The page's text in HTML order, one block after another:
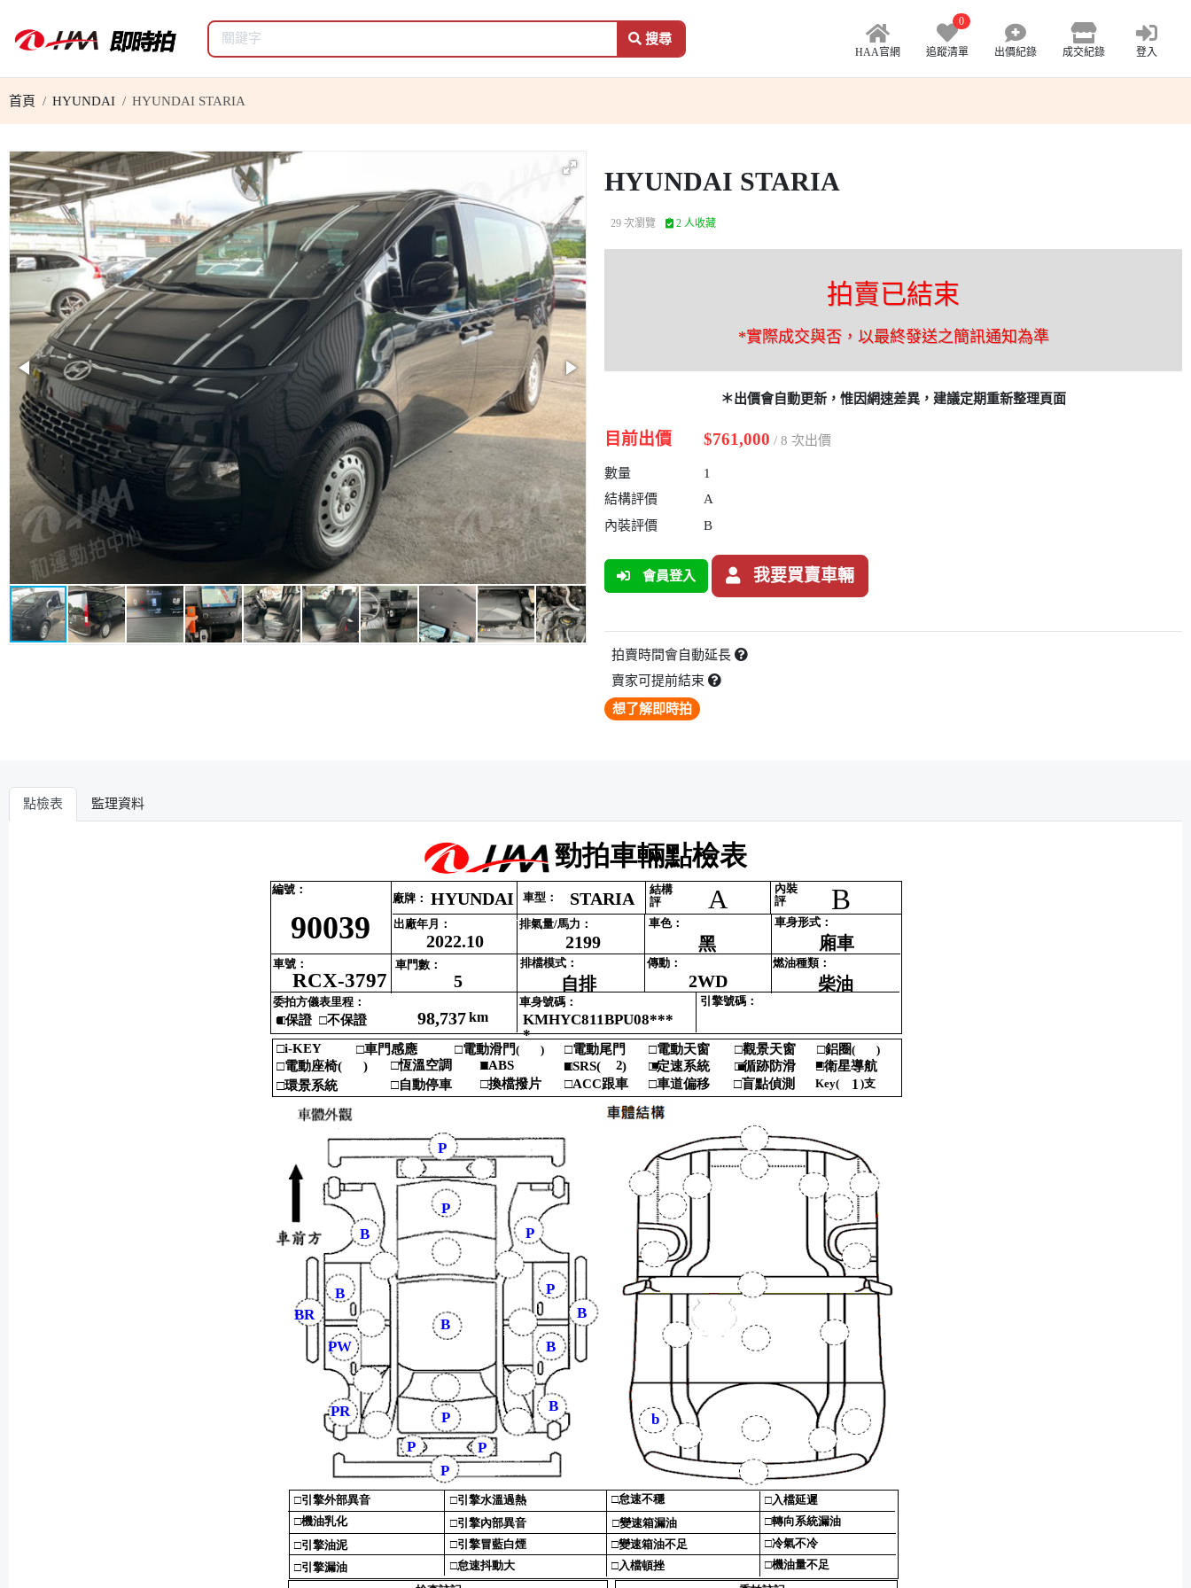
搜尋
HAA官網
0
追蹤清單 出價紀錄 成交紀錄 登入
首頁 HYUNDAI HYUNDAI STARIA
HYUNDAI STARIA
29 次瀏覽 2 人收藏
拍賣已結束
*實際成交與否，以最終發送之簡訊通知為準
＊出價會自動更新，惟因網速差異，建議定期重新整理頁面
目前出價 $761,000 / 8 次出價
數量
1
結構評價
A
內裝評價
B
會員登入 我要買賣車輛
拍賣時間會自動延長
賣家可提前結束
想了解即時拍
點檢表 監理資料